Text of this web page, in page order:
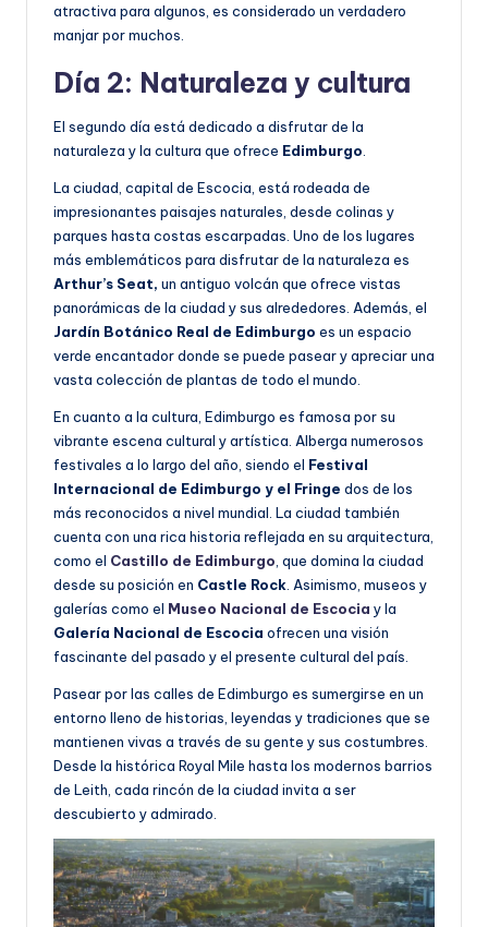
atractiva para algunos, es considerado un verdadero
manjar por muchos.
Día 2: Naturaleza y cultura
El segundo día está dedicado a disfrutar de la
naturaleza y la cultura que ofrece Edimburgo
La ciudad, capital de Escocia, está rodeada de
impresionantes paisajes naturales, desde colinas y
parques hasta costas escarpadas. Uno de los lugares
más emblemáticos para disfrutar de la naturaleza es
Arthur’s Seat, un antiguo volcán que ofrece vistas
panorámicas de la ciudad y sus alrededores. Además, el
Jardín Botánico Real de Edimburgo es un espacio
verde encantador donde se puede pasear y apreciar una
vasta colección de plantas de todo el mundo.
En cuanto a la cultura, Edimburgo es famosa por su
vibrante escena cultural y artística. Alberga numerosos
festivales a lo largo del año, siendo el Festival
Internacional de Edimburgo y el Fringe dos de los
más reconocidos a nivel mundial. La ciudad también
cuenta con una rica historia reflejada en su arquitectura,
como el Castillo de Edimburgo , que domina la ciudad
desde su posición en Castle Rock . Asimismo, museos y
galerías como el Museo Nacional de Escocia y la
Galería Nacional de Escocia ofrecen una visión
fascinante del pasado y el presente cultural del país.
Pasear por las calles de Edimburgo es sumergirse en un
entorno lleno de historias, leyendas y tradiciones que se
mantienen vivas a través de su gente y sus costumbres.
Desde la histórica Royal Mile hasta los modernos barrios
de Leith, cada rincón de la ciudad invita a ser
descubierto y admirado.